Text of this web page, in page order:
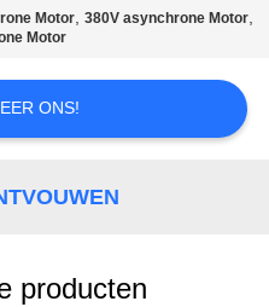
Motor,380V asynchrone Motor,
Motor
ONS!
producten